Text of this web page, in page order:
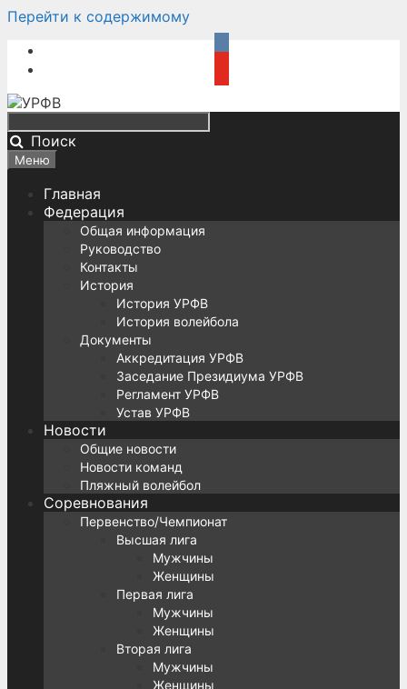
Перейти к содержимому
Поиск
Меню
Главная
Федерация
Общая информация
Руководство
Контакты
История
История УРФВ
История волейбола
Документы
Аккредитация УРФВ
Заседание Президиума УРФВ
Регламент УРФВ
Устав УРФВ
Новости
Общие новости
Новости команд
Пляжный волейбол
Соревнования
Первенство/Чемпионат
Высшая лига
Мужчины
Женщины
Первая лига
Мужчины
Женщины
Вторая лига
Мужчины
Женщины